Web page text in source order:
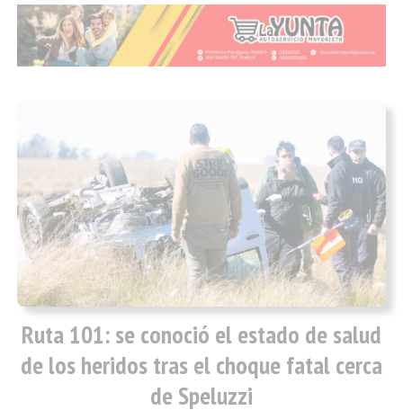
Ruta 101: se conoció el estado de salud
de los heridos tras el choque fatal cerca
de Speluzzi